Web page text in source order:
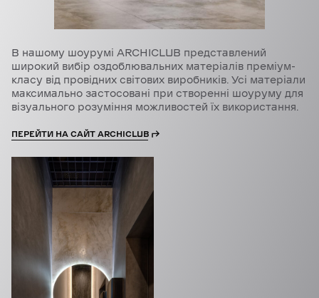
В нашому шоурумі ARCHICLUB представлений
широкий вибір оздоблювальних матеріалів преміум-
класу від провідних світових виробників. Усі матеріали
максимально застосовані при створенні шоуруму для
візуального розуміння можливостей їх використання.
ПЕРЕЙТИ НА САЙТ ARCHICLUB